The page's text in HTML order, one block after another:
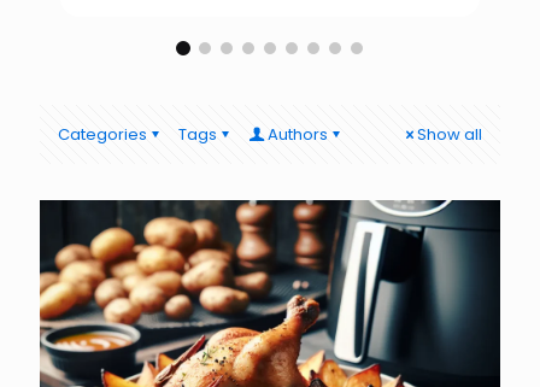
Categories Tags Authors Show all